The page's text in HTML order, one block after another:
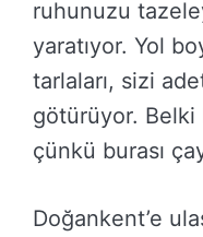
ruhunuzu
yaratıyor. Yol
tarlaları, sizi
götürüyor. Belki
çünkü burası
Doğankent’e